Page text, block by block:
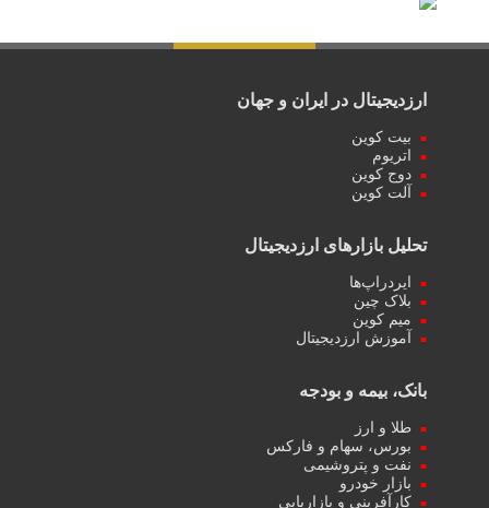
ارزدیجیتال در ایران و جهان
بیت کوین
اتریوم
دوج کوین
آلت کوین
تحلیل بازارهای ارزدیجیتال
ایردراپ‌ها
بلاک چین
میم کوین‌
آموزش ارزدیجیتال
بانک، بیمه و بودجه
طلا و ارز
بورس، سهام و فارکس
نفت و پتروشیمی
بازار خودرو
کارآفرینی و بازاریابی